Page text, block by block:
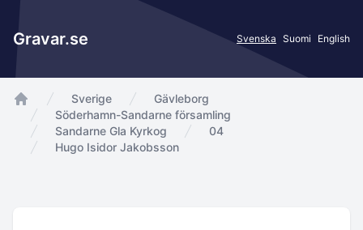
Gravar.se Svenska Suomi English
app.Start
Sverige
Gävleborg
Söderhamn-Sandarne församling
Sandarne Gla Kyrkog
04
Hugo Isidor Jakobsson